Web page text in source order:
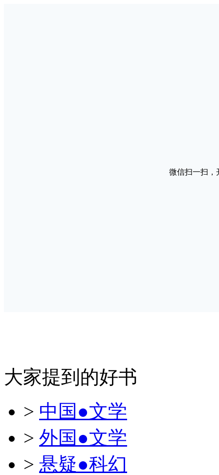
微信扫一扫，
大家提到的好书
> 中国●文学
> 外国●文学
> 悬疑●科幻